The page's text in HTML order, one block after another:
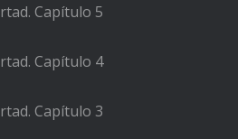
Capítulo 5
Capítulo 4
Capítulo 3